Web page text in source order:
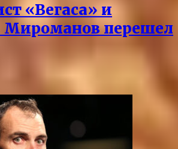
«Вегаса» и
Мироманов перешел